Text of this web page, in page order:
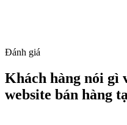
Đánh giá
Khách hàng nói gì
website bán hàng